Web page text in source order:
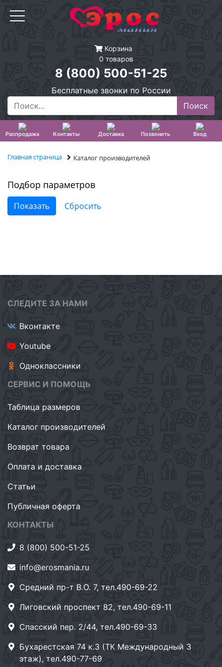
Корзина
0 товаров
8 (800) 500-51-25
Бесплатные звонки по России
Распродажа Контакты Доставка Позвонить Вход
Главная страница Каталог производителей
Подбор параметров
СЛЕДИТЕ ЗА НАМИ
Вконтакте
Youtube
Одноклассники
СЕРВИС И ПОМОЩЬ
Таблица размеров
Каталог производителей
Возврат товара
Оплата и доставка
Статьи
Публичная оферта
КОНТАКТЫ
8 (800) 500-51-25
info@erosmania.ru
Средний пр-т В.О. 7, тел.490-69-22
Лиговский проспект 82, тел.490-69-11
Спасский пер. 2/44, тел.490-69-33
Бухарестская 74 к.3 (ТК Международный 3
этаж), тел.490-77-69